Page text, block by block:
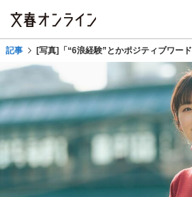
記事 [写真]「“6浪経験”とかポジティブワー